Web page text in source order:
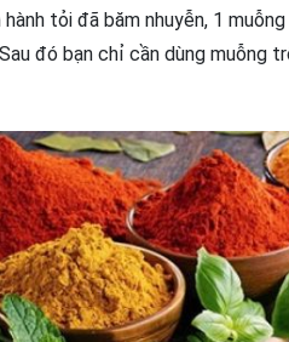
tỏi đã băm nhuyễn, 1
đó bạn chỉ cần dùng muỗng